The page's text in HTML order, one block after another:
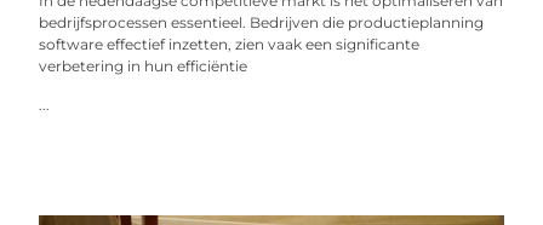
bedrijfsprocessen essentieel. Bedrijven die productieplanning
software effectief inzetten, zien vaak een significante
verbetering in hun efficiëntie
...